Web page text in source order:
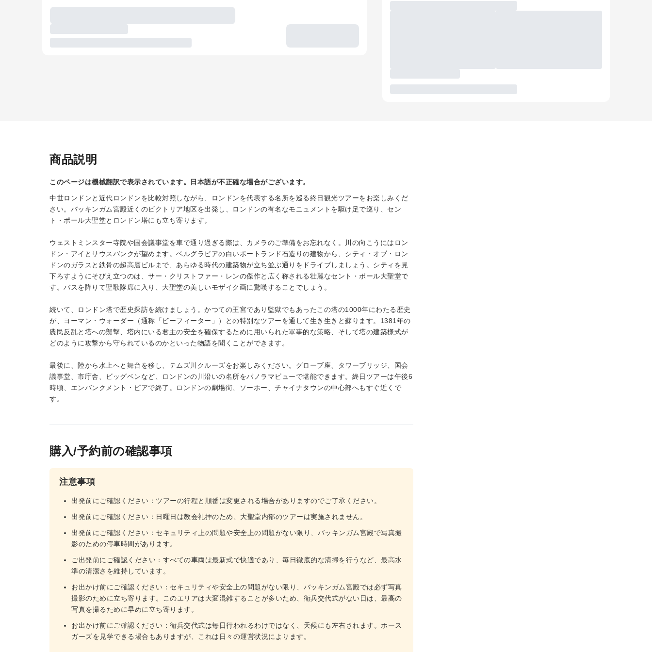
商品説明
このページは機械翻訳で表示されています。日本語が不正確な場合がございます。
中世ロンドンと近代ロンドンを比較対照しながら、ロンドンを代表する名所を巡る終日観光ツアーをお楽しみくだ
さい。バッキンガム宮殿近くのビクトリア地区を出発し、ロンドンの有名なモニュメントを駆け足で巡り、セン
ト・ポール大聖堂とロンドン塔にも立ち寄ります。
ウェストミンスター寺院や国会議事堂を車で通り過ぎる際は、カメラのご準備をお忘れなく。川の向こうにはロン
ドン・アイとサウスバンクが望めます。ベルグラビアの白いポートランド石造りの建物から、シティ・オブ・ロン
ドンのガラスと鉄骨の超高層ビルまで、あらゆる時代の建築物が立ち並ぶ通りをドライブしましょう。シティを見
下ろすようにそびえ立つのは、サー・クリストファー・レンの傑作と広く称される壮麗なセント・ポール大聖堂で
す。バスを降りて聖歌隊席に入り、大聖堂の美しいモザイク画に驚嘆することでしょう。
続いて、ロンドン塔で歴史探訪を続けましょう。かつての王宮であり監獄でもあったこの塔の1000年にわたる歴史
が、ヨーマン・ウォーダー（通称「ビーフィーター」）との特別なツアーを通して生き生きと蘇ります。1381年の
農民反乱と塔への襲撃、塔内にいる君主の安全を確保するために用いられた軍事的な策略、そして塔の建築様式が
どのように攻撃から守られているのかといった物語を聞くことができます。
最後に、陸から水上へと舞台を移し、テムズ川クルーズをお楽しみください。グローブ座、タワーブリッジ、国会
議事堂、市庁舎、ビッグベンなど、ロンドンの川沿いの名所をパノラマビューで堪能できます。終日ツアーは午後6
時頃、エンバンクメント・ピアで終了。ロンドンの劇場街、ソーホー、チャイナタウンの中心部へもすぐ近くで
す。
購入/予約前の確認事項
注意事項
出発前にご確認ください：ツアーの行程と順番は変更される場合がありますのでご了承ください。
出発前にご確認ください：日曜日は教会礼拝のため、大聖堂内部のツアーは実施されません。
出発前にご確認ください：セキュリティ上の問題や安全上の問題がない限り、バッキンガム宮殿で写真撮
影のための停車時間があります。
ご出発前にご確認ください：すべての車両は最新式で快適であり、毎日徹底的な清掃を行うなど、最高水
準の清潔さを維持しています。
お出かけ前にご確認ください：セキュリティや安全上の問題がない限り、バッキンガム宮殿では必ず写真
撮影のために立ち寄ります。このエリアは大変混雑することが多いため、衛兵交代式がない日は、最高の
写真を撮るために早めに立ち寄ります。
お出かけ前にご確認ください：衛兵交代式は毎日行われるわけではなく、天候にも左右されます。ホース
ガーズを見学できる場合もありますが、これは日々の運営状況によります。